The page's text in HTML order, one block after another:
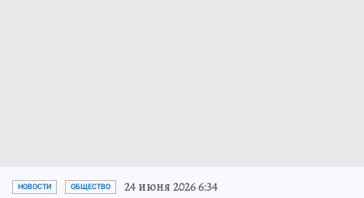
НОВОСТИ ОБЩЕСТВО 24 июня 2026 6:34